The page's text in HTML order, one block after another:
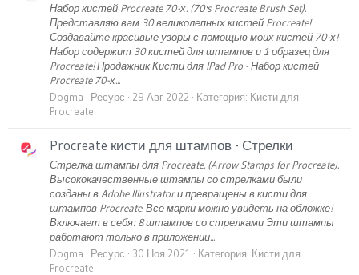
Набор кистей Procreate 70-х. (70's Procreate Brush Set).
Представляю вам 30 великолепных кистей Procreate!
Создавайте красивые узоры с помощью моих кистей 70-х!
Набор содержит 30 кистей для штампов и 1 образец для
Procreate! Продажник Кисти для IPad Pro - Набор кистей
Procreate 70-х...
Dogma
Ресурс 29 Авг 2022 Категория: Кисти для
Procreate
Procreate кисти для штампов - Стрелки
Стрелка штампы для Procreate. (Arrow Stamps for Procreate).
Высококачественные штампы со стрелками были
созданы в Adobe Illustrator и превращены в кисти для
штампов Procreate. Все марки можно увидеть на обложке!
Включает в себя: 8 штампов со стрелками Эти штампы
работают только в приложении...
Dogma
Ресурс 30 Ноя 2021 Категория: Кисти для
Procreate